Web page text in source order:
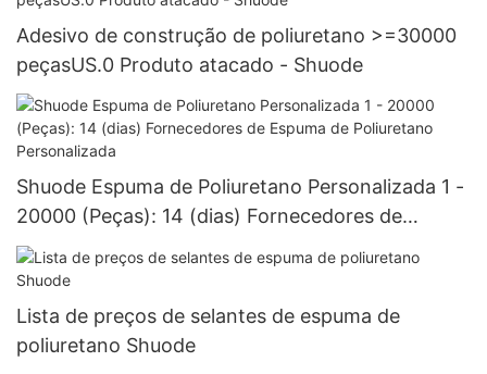
Adesivo de construção de poliuretano >=30000
peçasUS.0 Produto atacado - Shuode
Shuode Espuma de Poliuretano Personalizada 1 -
20000 (Peças): 14 (dias) Fornecedores de
Espuma de Poliuretano Personalizada
Lista de preços de selantes de espuma de
poliuretano Shuode